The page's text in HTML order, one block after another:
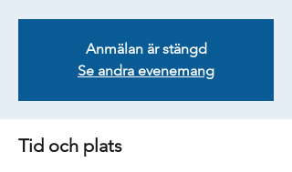
Anmälan är stängd
Se andra evenemang
Tid och plats